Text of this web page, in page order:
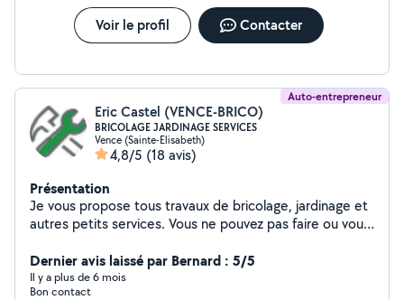
Voir le profil Contacter
Auto-entrepreneur
Eric Castel (VENCE-BRICO)
BRICOLAGE JARDINAGE SERVICES
Vence (Sainte-Elisabeth)
4,8/5 (18 avis)
Présentation
Je vous propose tous travaux de bricolage, jardinage et
autres petits services. Vous ne pouvez pas faire ou vous
Dernier avis laissé par Bernard : 5/5
Il y a plus de 6 mois
Bon contact